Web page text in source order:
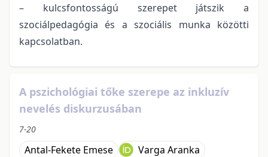
– kulcsfontosságú szerepet játszik a
szociálpedagógia és a szociális munka közötti
kapcsolatban.
A pszichológiai tőke szerepe az inkluzív
nevelés diskurzusában
7-20
Antal-Fekete Emese Varga Aranka